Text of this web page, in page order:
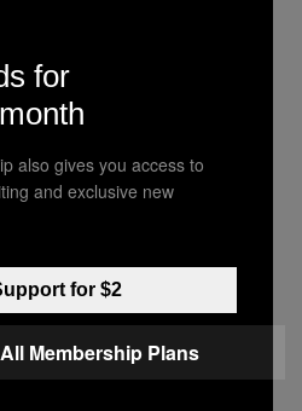
engleza. În
aceeași
IS VERY
Erau timizi, dar
la întrebări simple
din centrul
Într-un colț am găsit
for
also gives you access to
and exclusive new
for $2
Membership Plans